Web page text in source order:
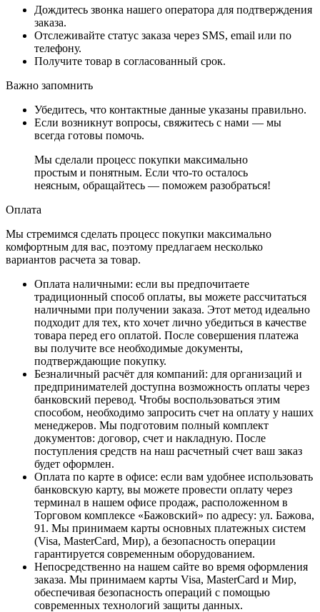
Дождитесь звонка нашего оператора для подтверждения
заказа.
Отслеживайте статус заказа через SMS, email или по
телефону.
Получите товар в согласованный срок.
Важно запомнить
Убедитесь, что контактные данные указаны правильно.
Если возникнут вопросы, свяжитесь с нами — мы
всегда готовы помочь.
Мы сделали процесс покупки максимально
простым и понятным. Если что-то осталось
неясным, обращайтесь — поможем разобраться!
Оплата
Мы стремимся сделать процесс покупки максимально
комфортным для вас, поэтому предлагаем несколько
вариантов расчета за товар.
Оплата наличными: если вы предпочитаете
традиционный способ оплаты, вы можете рассчитаться
наличными при получении заказа. Этот метод идеально
подходит для тех, кто хочет лично убедиться в качестве
товара перед его оплатой. После совершения платежа
вы получите все необходимые документы,
подтверждающие покупку.
Безналичный расчёт для компаний: для организаций и
предпринимателей доступна возможность оплаты через
банковский перевод. Чтобы воспользоваться этим
способом, необходимо запросить счет на оплату у наших
менеджеров. Мы подготовим полный комплект
документов: договор, счет и накладную. После
поступления средств на наш расчетный счет ваш заказ
будет оформлен.
Оплата по карте в офисе: если вам удобнее использовать
банковскую карту, вы можете провести оплату через
терминал в нашем офисе продаж, расположенном в
Торговом комплексе «Бажовский» по адресу: ул. Бажова,
91. Мы принимаем карты основных платежных систем
(Visa, MasterCard, Мир), а безопасность операции
гарантируется современным оборудованием.
Непосредственно на нашем сайте во время оформления
заказа. Мы принимаем карты Visa, MasterCard и Мир,
обеспечивая безопасность операций с помощью
современных технологий защиты данных.